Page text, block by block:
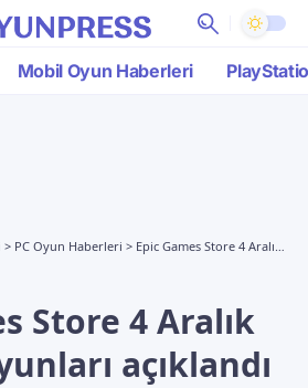
Mobil Oyun Haberleri
> PC Oyun Haberleri > Epic Games Store 4 Aralık ücretsiz oyunları açıklandı
Store 4 Aralık
açıklandı